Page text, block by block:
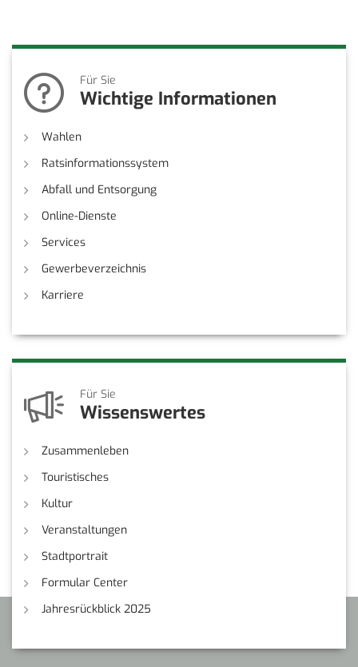
Für Sie
Wichtige Informationen
Wahlen
Ratsinformationssystem
Abfall und Entsorgung
Online-Dienste
Services
Gewerbeverzeichnis
Karriere
Für Sie
Wissenswertes
Zusammenleben
Touristisches
Kultur
Veranstaltungen
Stadtportrait
Formular Center
Jahresrückblick 2025